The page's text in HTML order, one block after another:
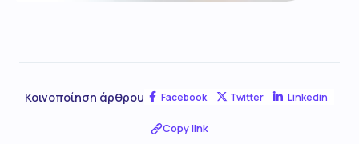
Κοινοποίηση άρθρου Facebook Twitter Linkedin
Copy link